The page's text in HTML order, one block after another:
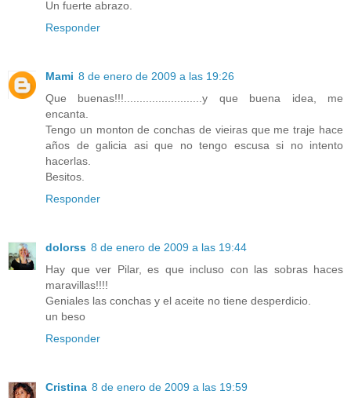
Un fuerte abrazo.
Responder
Mami 8 de enero de 2009 a las 19:26
Que buenas!!!.........................y que buena idea, me
encanta.
Tengo un monton de conchas de vieiras que me traje hace
años de galicia asi que no tengo escusa si no intento
hacerlas.
Besitos.
Responder
dolorss 8 de enero de 2009 a las 19:44
Hay que ver Pilar, es que incluso con las sobras haces
maravillas!!!!
Geniales las conchas y el aceite no tiene desperdicio.
un beso
Responder
Cristina 8 de enero de 2009 a las 19:59